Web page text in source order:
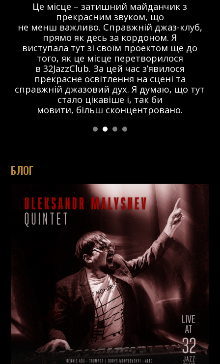
Це місце – затишний майданчик з
прекрасним звуком, що
не менш важливо. Справжній джаз-клуб,
прямо як десь за кордоном. Я
виступала тут зі своїм проектом ще до
того, як це місце перетворилося
в 32JazzClub. За цей час з’явилося
прекрасне освітлення на сцені та
справжній джазовий дух. Я думаю, що тут
стало цікавіше і, так би
мовити, більш сконцентровано.
БЛОГ